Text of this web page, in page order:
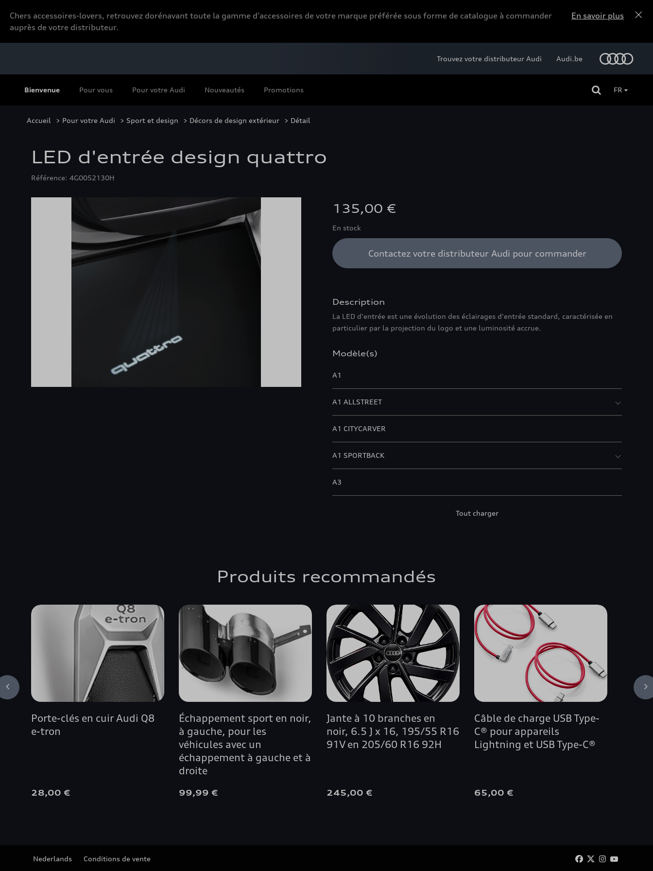
Chers accessoires-lovers, retrouvez dorénavant toute la gamme d’accessoires de votre marque préférée sous forme de catalogue à commander
auprès de votre distributeur.
En savoir plus
Bienvenue Pour vous Pour votre Audi Nouveautés Promotions
Trouvez votre distributeur Audi Audi.be
FR
Accueil > Pour votre Audi > Sport et design > Décors de design extérieur > Détail
LED d'entrée design quattro
Référence: 4G0052130H
135,00 €
En stock
Contactez votre distributeur Audi pour commander
Description
La LED d'entrée est une évolution des éclairages d'entrée standard, caractérisée en
particulier par la projection du logo et une luminosité accrue.
Modèle(s)
A1
A1 ALLSTREET
A1 CITYCARVER
A1 SPORTBACK
A3
A4 ALLROAD QUATTRO
A4 AVANT
A4 BERLINE
A5 AVANT
A5 BERLINE
A5 CABRIOLET
Tout charger
Produits recommandés
Porte-clés en cuir Audi Q8
e-tron
28,00 €
Échappement sport en noir,
à gauche, pour les
véhicules avec un
échappement à gauche et à
droite
99,99 €
Jante à 10 branches en
noir, 6.5 J x 16, 195/55 R16
91V en 205/60 R16 92H
245,00 €
Câble de charge USB Type-
C® pour appareils
Lightning et USB Type-C®
65,00 €
Nederlands Conditions de vente